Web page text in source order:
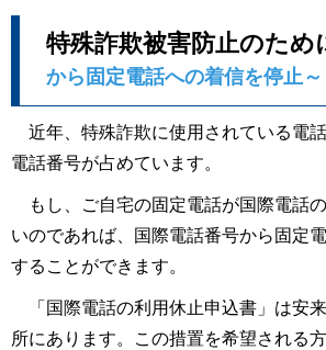
特殊詐欺被害防止のため
から固定電話への着信を停止～
近年、特殊詐欺に使用されている電
電話番号が占めています。
もし、ご自宅の固定電話が国際電話
いのであれば、国際電話番号から固定
することができます。
「国際電話の利用休止申込書」は安
所にあります。この措置を希望される